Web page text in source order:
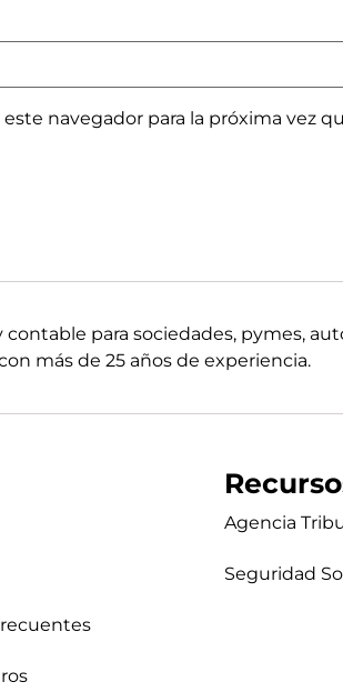
navegador para la próxima vez
contable para sociedades, pymes,
más de 25 años de experiencia.
Agencia
Seguridad